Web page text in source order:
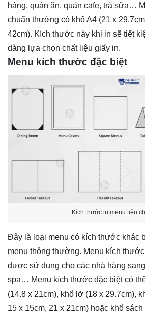
hàng, quán ăn, quán cafe, trà sữa…
chuẩn thường có khổ A4 (21 x
42cm). Kích thước này khi in sẽ tiết
dàng lựa chọn chất liệu giấy in.
Menu kích thước đặc biệt
Kích thước in menu tiêu
Đây là loại menu có kích thước khác
menu thông thường. Menu kích
được sử dụng cho các nhà hàng
spa… Menu kích thước đặc biệt có
(14.8 x 21cm), khổ lỡ (18 x 29.7cm),
15 x 15cm, 21 x 21cm) hoặc khổ